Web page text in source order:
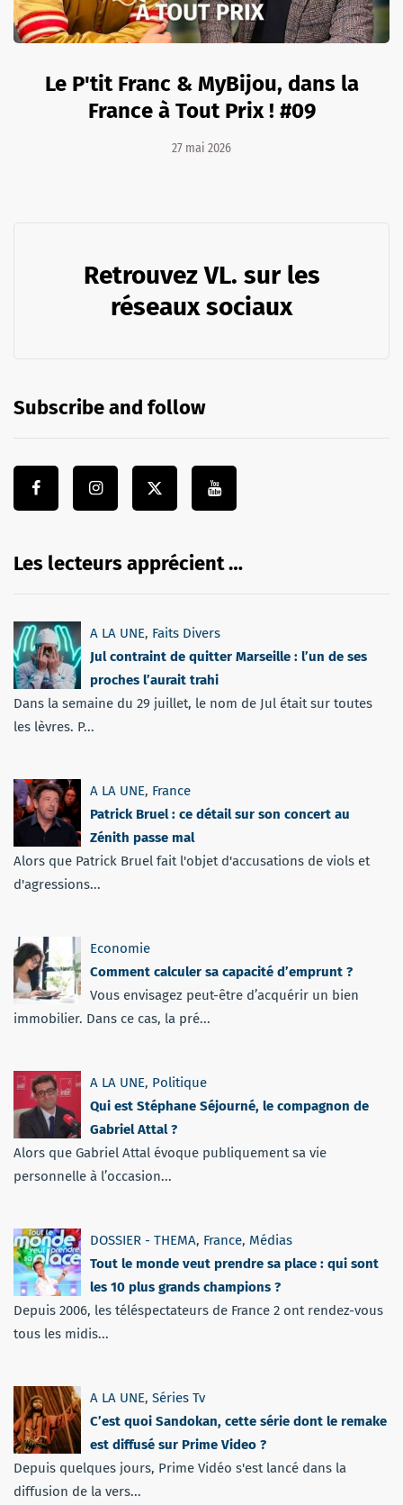
Le P'tit Franc & MyBijou, dans la
France à Tout Prix ! #09
27 mai 2026
Retrouvez VL. sur les
réseaux sociaux
Subscribe and follow
Les lecteurs apprécient …
A LA UNE, Faits Divers
Jul contraint de quitter Marseille : l’un de ses
proches l’aurait trahi
Dans la semaine du 29 juillet, le nom de Jul était sur toutes
les lèvres. P...
A LA UNE, France
Patrick Bruel : ce détail sur son concert au
Zénith passe mal
Alors que Patrick Bruel fait l'objet d'accusations de viols et
d'agressions...
Economie
Comment calculer sa capacité d’emprunt ?
Vous envisagez peut-être d’acquérir un bien
immobilier. Dans ce cas, la pré...
A LA UNE, Politique
Qui est Stéphane Séjourné, le compagnon de
Gabriel Attal ?
Alors que Gabriel Attal évoque publiquement sa vie
personnelle à l’occasion...
DOSSIER - THEMA, France, Médias
Tout le monde veut prendre sa place : qui sont
les 10 plus grands champions ?
Depuis 2006, les téléspectateurs de France 2 ont rendez-vous
tous les midis...
A LA UNE, Séries Tv
C’est quoi Sandokan, cette série dont le remake
est diffusé sur Prime Video ?
Depuis quelques jours, Prime Vidéo s'est lancé dans la
diffusion de la vers...